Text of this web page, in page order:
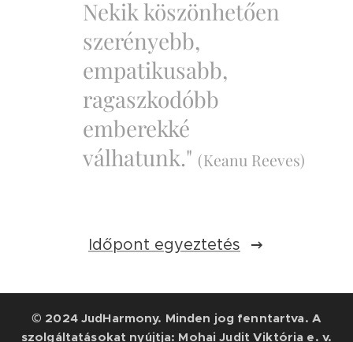
Nekik köszönhetően
szerényebb,
empatikusabb,
ragaszkodóbb
emberekké
válhatunk." (Keanu Reeves)
Időpont egyeztetés
© 2024 JudHarmony. Minden jog fenntartva. A
szolgáltatásokat nyújtja: Mohai Judit Viktória e. v.